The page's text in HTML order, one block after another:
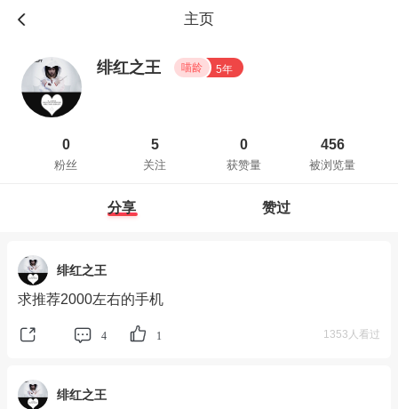
主页
绯红之王 喵龄 5年
0
粉丝
5
关注
0
获赞量
456
被浏览量
分享 赞过
绯红之王
求推荐2000左右的手机
4 1 1353人看过
绯红之王